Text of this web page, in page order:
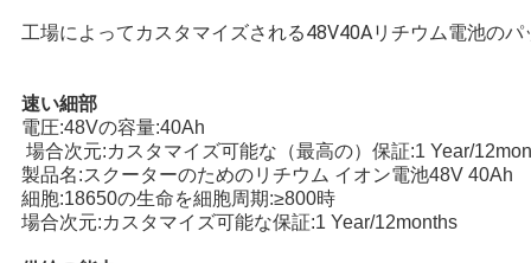
用
を
要
求
し
工場によってカスタマイズされる48V40Aリチウム電池の
速い細部
電圧:48Vの容量:40Ah
場合次元:カスタマイズ可能な （最高の）保証:1 Year/
製品名:スクーターのためのリチウム イオン電池48V 40Ah
細胞:18650の生命を細胞周期:≥800時
場合次元:カスタマイズ可能な保証:1 Year/12months